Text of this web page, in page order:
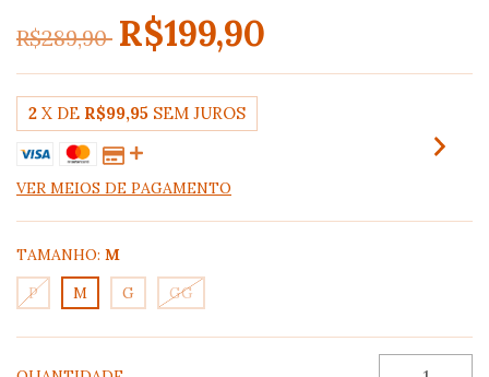
R$289,90 R$199,90
2 X DE R$99,95 SEM JUROS
VER MEIOS DE PAGAMENTO
TAMANHO: M
P
M G GG